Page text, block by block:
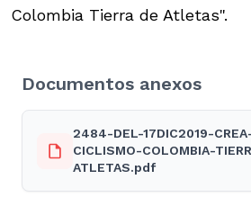
Colombia Tierra de Atletas".
Documentos anexos
2484-DEL-17DIC2019-
CICLISMO-COLOMBIA-
ATLETAS.pdf